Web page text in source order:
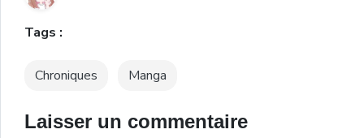
Tags :
Chroniques Manga
Laisser un commentaire